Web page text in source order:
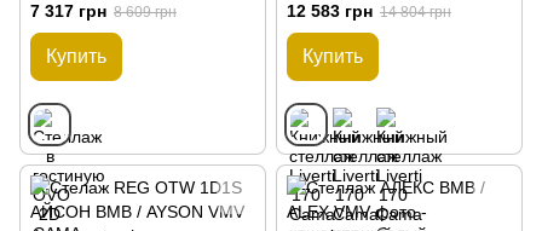
7 317 грн 8 609 грн
Купить
12 583 грн 14 804 грн
Купить